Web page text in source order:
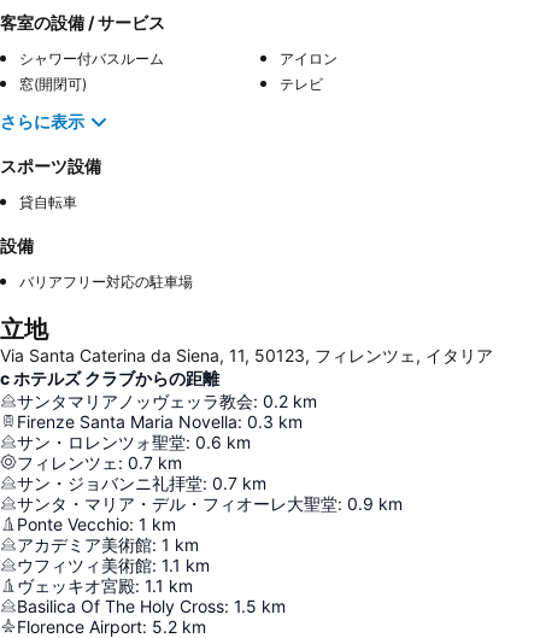
客室の設備 / サービス
シャワー付バスルーム
アイロン
窓(開閉可)
テレビ
さらに表示
スポーツ設備
貸自転車
設備
バリアフリー対応の駐車場
立地
Via Santa Caterina da Siena, 11, 50123, フィレンツェ, イタリア
c ホテルズ クラブからの距離
サンタマリアノッヴェッラ教会: 0.2 km
Firenze Santa Maria Novella: 0.3 km
サン・ロレンツォ聖堂: 0.6 km
フィレンツェ : 0.7 km
サン・ジョバンニ礼拝堂: 0.7 km
サンタ・マリア・デル・フィオーレ大聖堂: 0.9 km
Ponte Vecchio: 1 km
アカデミア美術館: 1 km
ウフィツィ美術館: 1.1 km
ヴェッキオ宮殿: 1.1 km
Basilica Of The Holy Cross: 1.5 km
Florence Airport: 5.2 km